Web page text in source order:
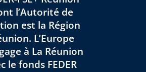
l’Autorité de
est la Région
L’Europe
à La Réunion
le fonds FEDER